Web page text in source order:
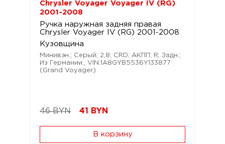
Chrysler Voyager Voyager IV (RG)
2001-2008
Ручка наружная задняя правая
Chrysler Voyager IV (RG) 2001-2008
Кузовщина
Минивэн.; Серый; 2,8; CRD; АКПП; R; Задн.;
Из Германии.; VIN:1A8GYB5536Y133877
(Grand Voyager)
46 BYN 41 BYN
В корзину